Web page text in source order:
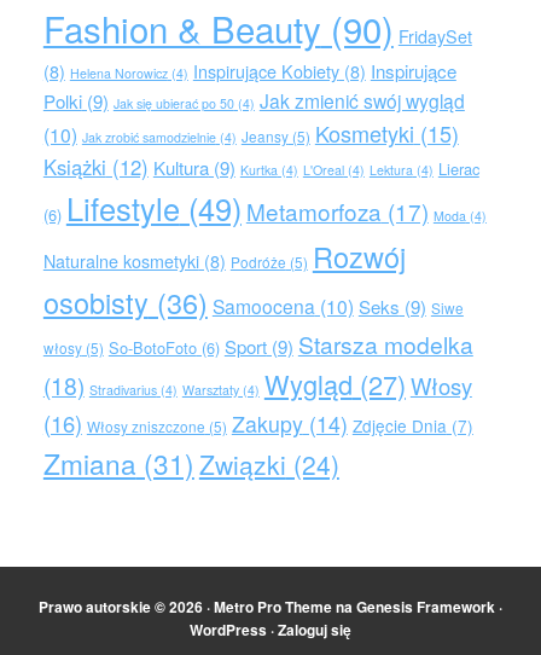
Fashion & Beauty (90) FridaySet
(8) Helena Norowicz(4) Inspirujące Kobiety(8) Inspirujące
Polki(9) Jak się ubierać po 50(4) Jak zmienić swój wygląd
(10) Jak zrobić samodzielnie(4) Jeansy(5) Kosmetyki (15)
Książki (12) Kultura(9) Kurtka(4) L'Oreal(4) Lektura(4) Lierac
(6) Lifestyle (49) Metamorfoza (17) Moda(4)
Naturalne kosmetyki(8) Podróże (5) Rozwój
osobisty (36) Samoocena (10) Seks (9) Siwe
włosy(5) So-BotoFoto(6) Sport(9) Starsza modelka
(18) Stradivarius(4) Warsztaty(4) Wygląd (27)Włosy
(16) Włosy zniszczone (5) Zakupy(14) Zdjęcie Dnia(7)
Zmiana (31) Związki (24)
Prawo autorskie © 2026 ·Metro Pro ThemenaGenesis Framework ·
WordPress ·Zaloguj się